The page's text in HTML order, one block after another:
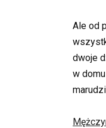
Ale od
dwoje
w